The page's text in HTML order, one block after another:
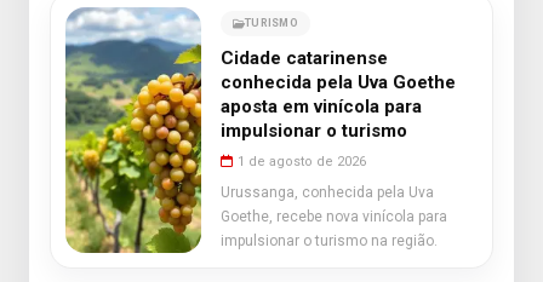
TURISMO
Cidade catarinense
conhecida pela Uva Goethe
aposta em vinícola para
impulsionar o turismo
1 de agosto de 2026
Urussanga, conhecida pela Uva
Goethe, recebe nova vinícola para
impulsionar o turismo na região.